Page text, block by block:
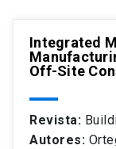
Integrated
Off-Site
Revista:
Autores: